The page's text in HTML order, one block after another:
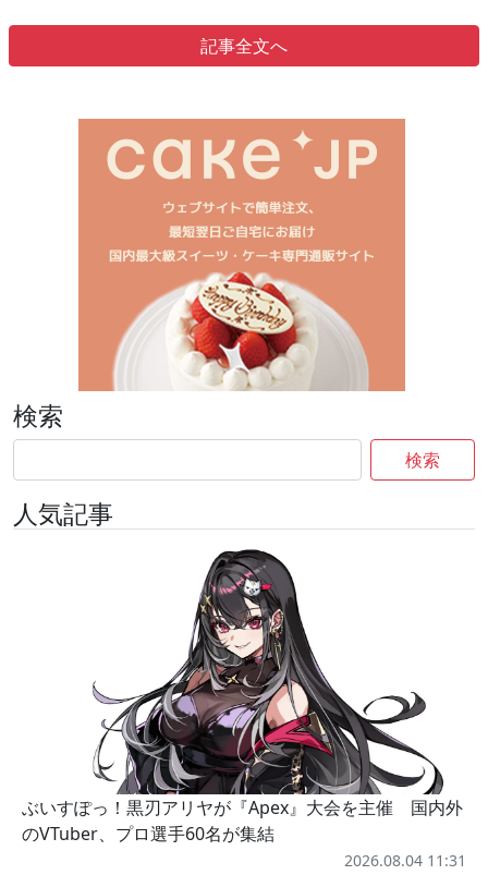
記事全文へ
検索
検索
人気記事
ぶいすぽっ！黒刃アリヤが『Apex』大会を主催 国内外
のVTuber、プロ選手60名が集結
2026.08.04 11:31